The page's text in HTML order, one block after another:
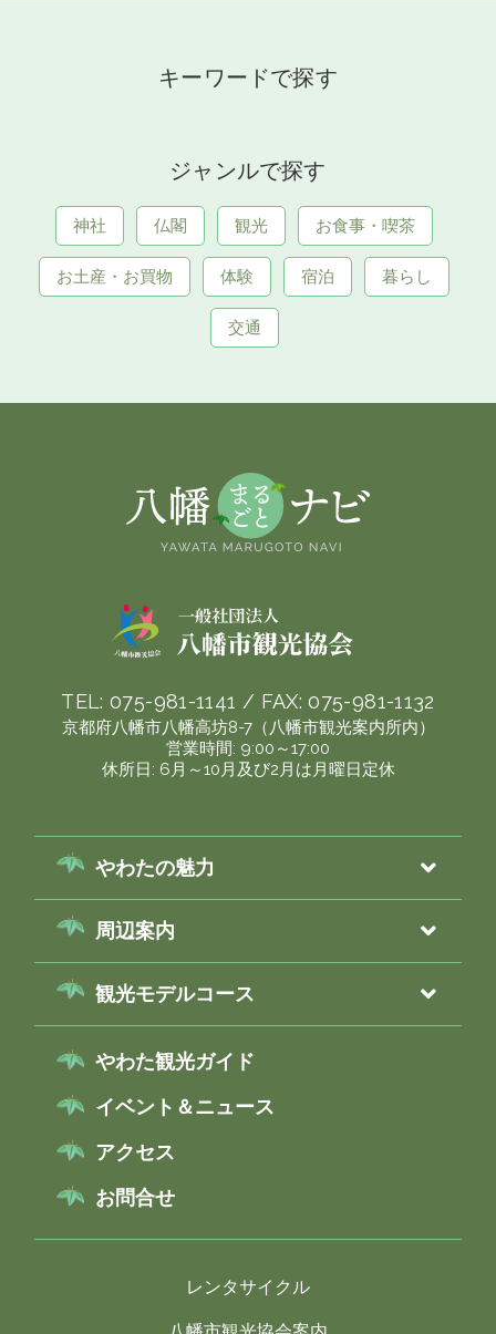
キーワードで探す
ジャンルで探す
神社 仏閣 観光 お食事・喫茶
お土産・お買物 体験 宿泊 暮らし
交通
TEL:075-981-1141 / FAX:075-981-1132
京都府八幡市八幡高坊8-7（八幡市観光案内所内）
営業時間: 9:00～17:00
休所日: 6月～10月及び2月は月曜日定休
やわたの魅力
周辺案内
観光モデルコース
やわた観光ガイド
イベント＆ニュース
アクセス
お問合せ
レンタサイクル